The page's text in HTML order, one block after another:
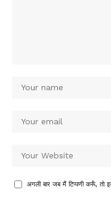
अगली बार जब मैं टिप्पणी करूँ, तो